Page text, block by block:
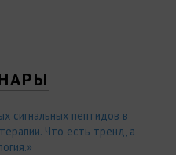
сигнальных пептидов в
Что есть тренд, а